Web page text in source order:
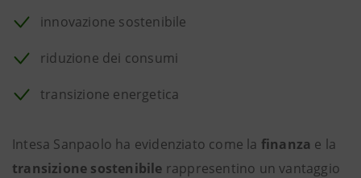
innovazione sostenibile
riduzione dei consumi
transizione energetica
Intesa Sanpaolo ha evidenziato come la finanza e la
transizione sostenibile rappresentino un vantaggio